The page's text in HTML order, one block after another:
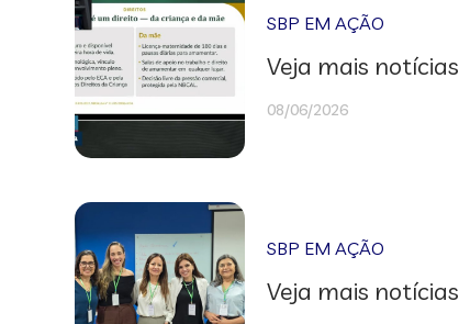
SBP EM AÇÃO
Veja mais notícias
08/06/2026
SBP EM AÇÃO
Veja mais notícias